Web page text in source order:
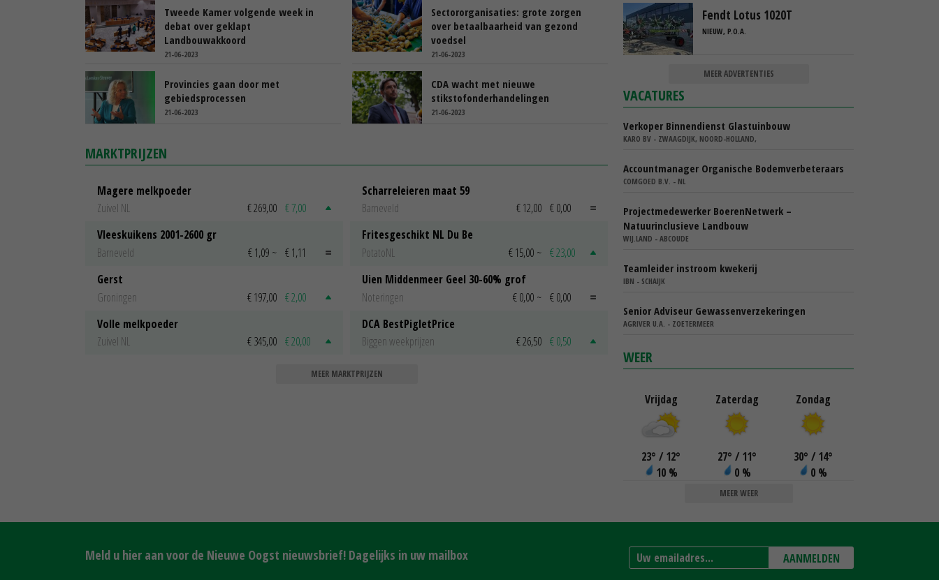
Tweede Kamer volgende week in
debat over geklapt
Landbouwakkoord
21-06-2023
Sectororganisaties: grote zorgen
over betaalbaarheid van gezond
voedsel
21-06-2023
Provincies gaan door met
gebiedsprocessen
21-06-2023
CDA wacht met nieuwe
stikstofonderhandelingen
21-06-2023
MARKTPRIJZEN
Magere melkpoeder
Zuivel NL
€ 269,00 € 7,00
Vleeskuikens 2001-2600 gr
Barneveld
€ 1,09 ~ € 1,11
Gerst
Groningen
€ 197,00 € 2,00
Volle melkpoeder
Zuivel NL
€ 345,00 € 20,00
Scharreleieren maat 59
Barneveld
€ 12,00 € 0,00
Fritesgeschikt NL Du Be
PotatoNL
€ 15,00 ~ € 23,00
Uien Middenmeer Geel 30-60% grof
Noteringen
€ 0,00 ~ € 0,00
DCA BestPigletPrice
Biggen weekprijzen
€ 26,50 € 0,50
MEER MARKTPRIJZEN
Fendt Lotus 1020T
NIEUW, P.O.A.
MEER ADVERTENTIES
VACATURES
Verkoper Binnendienst Glastuinbouw
KARO BV - ZWAAGDIJK, NOORD-HOLLAND,
Accountmanager Organische Bodemverbeteraars
COMGOED B.V. - NL
Projectmedewerker BoerenNetwerk –
Natuurinclusieve Landbouw
WIJ.LAND - ABCOUDE
Teamleider instroom kwekerij
IBN - SCHAIJK
Senior Adviseur Gewassenverzekeringen
AGRIVER U.A. - ZOETERMEER
WEER
Vrijdag
23° / 12°
10 %
Zaterdag
27° / 11°
0 %
Zondag
30° / 14°
0 %
MEER WEER
Meld u hier aan voor de Nieuwe Oogst nieuwsbrief! Dagelijks in uw mailbox AANMELDEN